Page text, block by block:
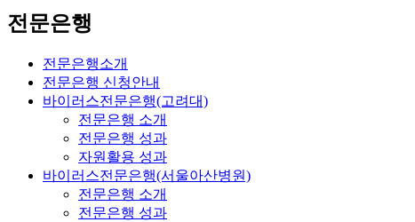
전문은행
전문은행소개
전문은행 신청안내
바이러스전문은행(고려대)
전문은행 소개
전문은행 성과
자원활용 성과
바이러스전문은행(서울아산병원)
전문은행 소개
전문은행 성과